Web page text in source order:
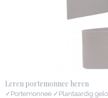
Leren portemonnee heren
✓Portemonnee ✓Plantaardig